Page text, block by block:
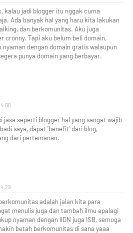
kalau jadi blogger itu nggak cuma
Ada banyak hal yang haru kita lakukan
dan berkomunitas. Aku juga
cronny. Tapi aku belum beli domain,
nyaman dengan domain gratis walaupun
punya domain yang berbayar.
jasa seperti blogger hal yang sangat wajib
saya, dapat 'benefit' dari blog,
dari pertemanan.
adalah jalan kita para
menulis juga dan tambah ilmu apalagi
nyaman dengan IIDN juga ISB, semoga
betah berkomunitas di sana yaaa